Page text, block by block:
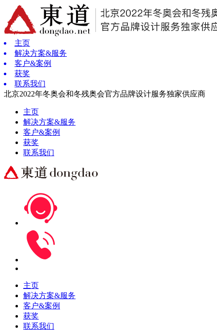
主页
解决方案&服务
客户&案例
获奖
联系我们
北京2022年冬奥会和冬残奥会官方品牌设计服务独家供应商
主页
解决方案&服务
客户&案例
获奖
联系我们
主页
解决方案&服务
客户&案例
获奖
联系我们